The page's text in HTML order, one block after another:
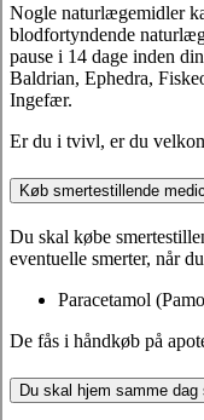
Nogle naturlægemidler
blodfortyndende
pause i 14 dage inden
Baldrian, Ephedra,
Ingefær.
Er du i tvivl, er du
Køb smertestillende
Du skal købe
eventuelle smerter, når
Paracetamol
De fås i håndkøb på
Du skal hjem samme dag